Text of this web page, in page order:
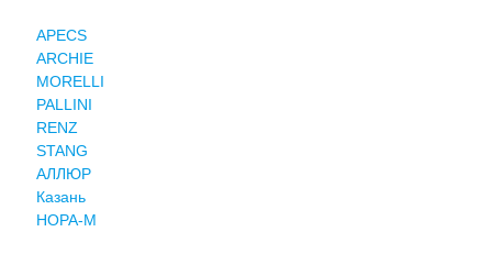
APECS
ARCHIE
MORELLI
PALLINI
RENZ
STANG
АЛЛЮР
Казань
НОРА-М